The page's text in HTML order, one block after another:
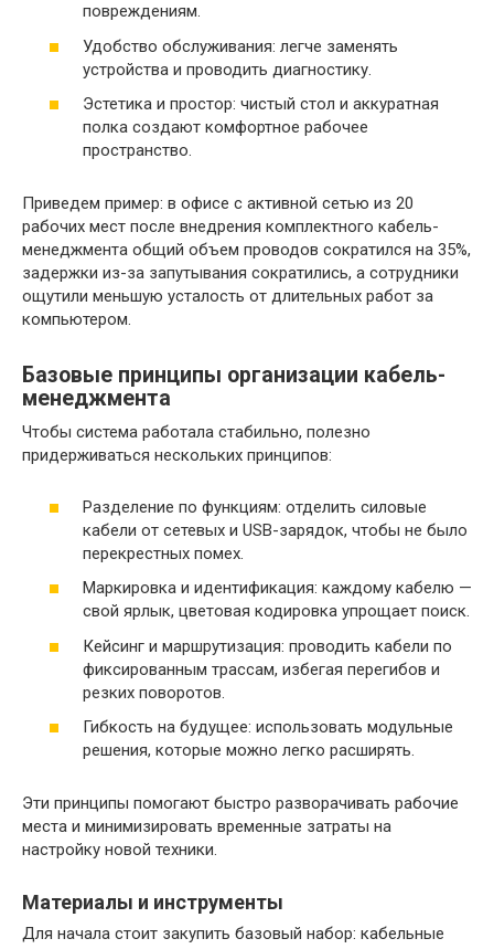
повреждениям.
Удобство обслуживания: легче заменять
устройства и проводить диагностику.
Эстетика и простор: чистый стол и аккуратная
полка создают комфортное рабочее
пространство.
Приведем пример: в офисе с активной сетью из 20
рабочих мест после внедрения комплектного кабель-
менеджмента общий объем проводов сократился на 35%,
задержки из-за запутывания сократились, а сотрудники
ощутили меньшую усталость от длительных работ за
компьютером.
Базовые принципы организации кабель-
менеджмента
Чтобы система работала стабильно, полезно
придерживаться нескольких принципов:
Разделение по функциям: отделить силовые
кабели от сетевых и USB-зарядок, чтобы не было
перекрестных помех.
Маркировка и идентификация: каждому кабелю —
свой ярлык, цветовая кодировка упрощает поиск.
Кейсинг и маршрутизация: проводить кабели по
фиксированным трассам, избегая перегибов и
резких поворотов.
Гибкость на будущее: использовать модульные
решения, которые можно легко расширять.
Эти принципы помогают быстро разворачивать рабочие
места и минимизировать временные затраты на
настройку новой техники.
Материалы и инструменты
Для начала стоит закупить базовый набор: кабельные